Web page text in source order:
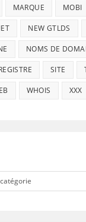
MARQUE MOBI
NEW GTLDS
NOMS DE
SITE
WHOIS XXX